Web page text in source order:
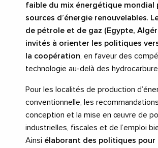
faible du mix énergétique mondial
sources d’énergie renouvelables.
de pétrole et de gaz (Egypte,
invités à orienter les politiques
la coopération , en faveur des
technologie au-delà des
Pour les localités de production
conventionnelle, les
conception et la mise en œuvre de
industrielles, fiscales et de l’emploi
Ainsi élaborant des politiques